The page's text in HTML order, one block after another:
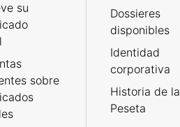
su
sobre
Dossieres
disponibles
Identidad
corporativa
Historia de la
Peseta